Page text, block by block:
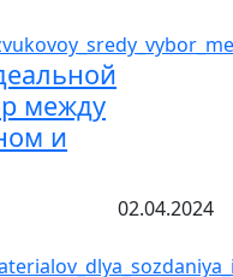
между
и
02.04.2024